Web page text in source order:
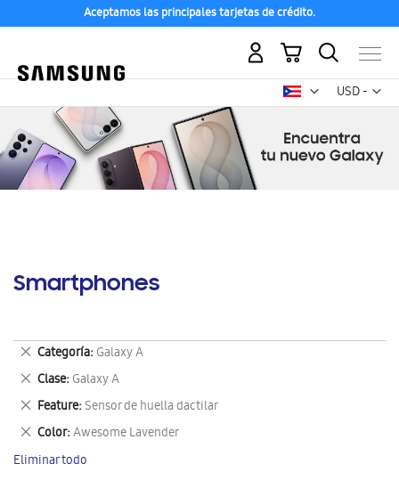
Aceptamos las principales tarjetas de crédito.
USD -
dólar
Mi carrito
Smartphones
Categoría Galaxy A
Eliminar
este
artículo
Clase Galaxy A
Eliminar
este
artículo
Feature Sensor de huella dactilar
Eliminar
este
artículo
Color Awesome Lavender
Eliminar
este
artículo
Eliminar todo